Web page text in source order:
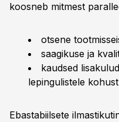
koosneb mitmest
otsene
saagikuse ja
kaudsed
lepingulistele
Ebastabiilsete